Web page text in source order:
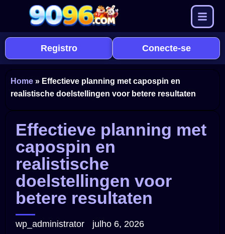
Registro Conecte-se
Home » Effectieve planning met capospin en
realistische doelstellingen voor betere resultaten
Effectieve planning met
capospin en
realistische
doelstellingen voor
betere resultaten
wp_administrator julho 6, 2026